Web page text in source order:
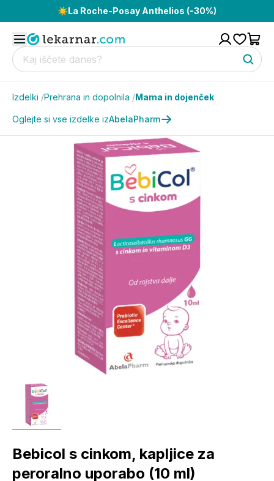
☀️La Roche-Posay Anthelios (-30%)
Izdelki /Prehrana in dopolnila /Mama in dojenček
Oglejte si vse izdelke izAbelaPharm
Bebicol s cinkom, kapljice za
peroralno uporabo (10 ml)